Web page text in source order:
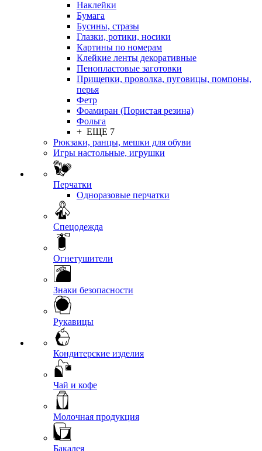
Наклейки
Бумага
Бусины, стразы
Глазки, ротики, носики
Картины по номерам
Клейкие ленты декоративные
Пенопластовые заготовки
Прищепки, проволка, пуговицы, помпоны,
перья
Фетр
Фоамиран (Пористая резина)
Фольга
+ ЕЩЕ 7
Рюкзаки, ранцы, мешки для обуви
Игры настольные, игрушки
Перчатки
Одноразовые перчатки
Спецодежда
Огнетушители
Знаки безопасности
Рукавицы
Кондитерские изделия
Чай и кофе
Молочная продукция
Бакалея